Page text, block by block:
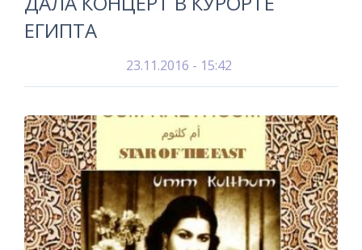
ЕГИПТА
23.11.2016 - 15:42